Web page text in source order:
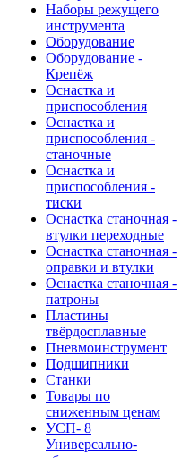
Наборы режущего
инструмента
Оборудование
Оборудование -
Крепёж
Оснастка и
приспособления
Оснастка и
приспособления -
станочные
Оснастка и
приспособления -
тиски
Оснастка станочная -
втулки переходные
Оснастка станочная -
оправки и втулки
Оснастка станочная -
патроны
Пластины
твёрдосплавные
Пневмоинструмент
Подшипники
Станки
Товары по
сниженным ценам
УСП- 8
Универсально-